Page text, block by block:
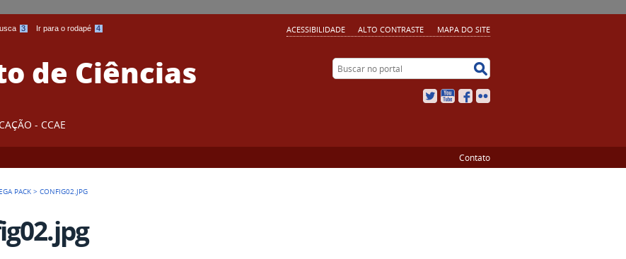
3 Ir para o rodapé 4 ACESSIBILIDADE ALTO CONTRASTE MAPA DO SITE
de Ciências
- CCAE
Buscar no portal
TwitterYouTubeFacebook
Contato
PACK >CONFIG02.JPG